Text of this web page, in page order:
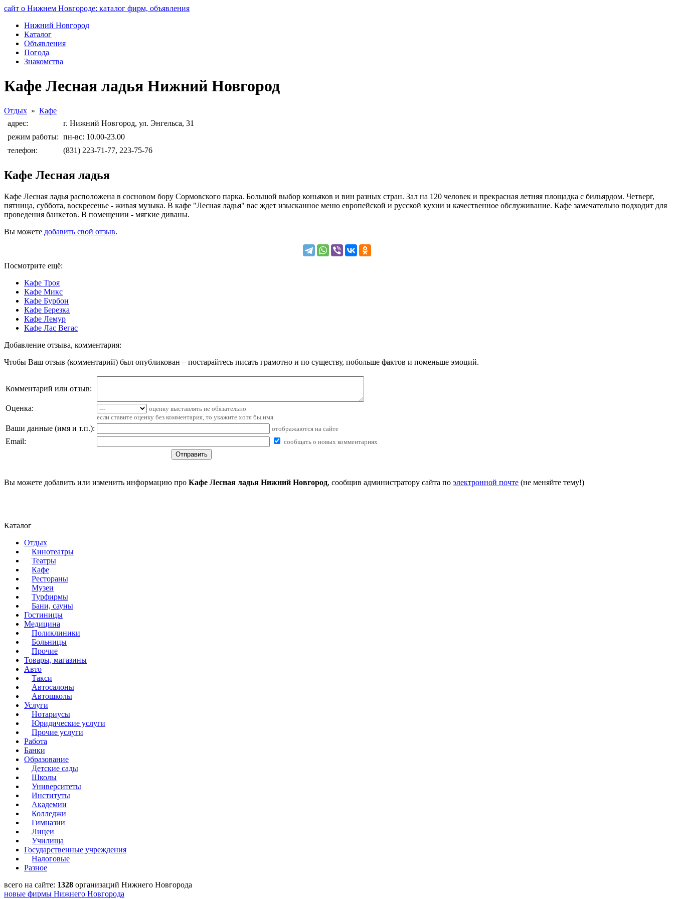
сайт о Нижнем Новгороде: каталог фирм, объявления
Нижний Новгород
Каталог
Объявления
Погода
Знакомства
Кафе Лесная ладья Нижний Новгород
Отдых » Кафе
адрес:
г. Нижний Новгород, ул. Энгельса, 31
режим работы: пн-вс: 10.00-23.00
телефон:
(831) 223-71-77, 223-75-76
Кафе Лесная ладья
Кафе Лесная ладья расположена в сосновом бору Сормовского парка. Большой выбор коньяков и вин разных стран. Зал на 120 человек и прекрасная летняя площадка с бильярдом. Четверг,
пятница, суббота, воскресенье - живая музыка. В кафе "Лесная ладья" вас ждет изысканное меню европейской и русской кухни и качественное обслуживание. Кафе замечательно подходит для
проведения банкетов. В помещении - мягкие диваны.
Вы можете добавить свой отзыв.
Посмотрите ещё:
Кафе Троя
Кафе Микс
Кафе Бурбон
Кафе Березка
Кафе Лемур
Кафе Лас Вегас
Добавление отзыва, комментария:
Чтобы Ваш отзыв (комментарий) был опубликован – постарайтесь писать грамотно и по существу, побольше фактов и поменьше эмоций.
Комментарий или отзыв:
Оценка:
оценку выставлять не обязательно
если ставите оценку без комментария, то укажите хотя бы имя
Ваши данные (имя и т.п.): отображаются на сайте
Email: сообщать о новых комментариях
Вы можете добавить или изменить информацию про Кафе Лесная ладья Нижний Новгород, сообщив администратору сайта по электронной почте (не меняйте тему!)
Каталог
Отдых
Кинотеатры
Театры
Кафе
Рестораны
Музеи
Турфирмы
Бани, сауны
Гостиницы
Медицина
Поликлиники
Больницы
Прочие
Товары, магазины
Авто
Такси
Автосалоны
Автошколы
Услуги
Нотариусы
Юридические услуги
Прочие услуги
Работа
Банки
Образование
Детские сады
Школы
Университеты
Институты
Академии
Колледжи
Гимназии
Лицеи
Училища
Государственные учреждения
Налоговые
Разное
всего на сайте: 1328 организаций Нижнего Новгорода
новые фирмы Нижнего Новгорода